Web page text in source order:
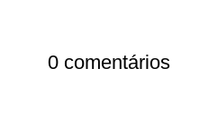
0 comentários